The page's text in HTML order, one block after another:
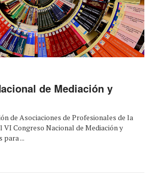
de Mediación y
de Asociaciones de Profesionales de la
VI Congreso Nacional de Mediación y
...